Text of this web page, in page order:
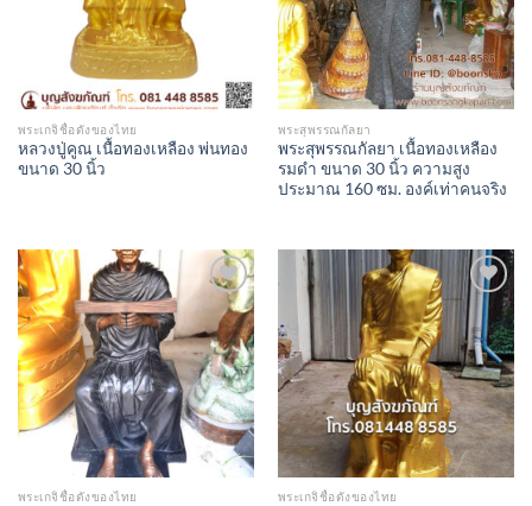
พระเกจิชื่อดังของไทย
หลวงปู่คูณ เนื้อทองเหลือง พ่นทอง
ขนาด 30 นิ้ว
พระสุพรรณกัลยา
พระสุพรรณกัลยา เนื้อทองเหลือง
รมดำ ขนาด 30 นิ้ว ความสูง
ประมาณ 160 ซม. องค์เท่าคนจริง
Add to
Wishlist
พระเกจิชื่อดังของไทย
Add to
Wishlist
พระเกจิชื่อดังของไทย